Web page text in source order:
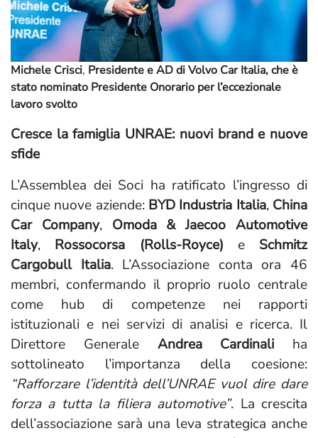
Michele Crisci, Presidente e AD di Volvo Car Italia, che è
stato nominato Presidente Onorario per l’eccezionale
lavoro svolto
Cresce la famiglia UNRAE: nuovi brand e nuove
sfide
L’Assemblea dei Soci ha ratificato l’ingresso di
cinque nuove aziende: BYD Industria Italia, China
Car Company, Omoda & Jaecoo Automotive
Italy, Rossocorsa (Rolls-Royce) e Schmitz
Cargobull Italia. L’Associazione conta ora 46
membri, confermando il proprio ruolo centrale
come hub di competenze nei rapporti
istituzionali e nei servizi di analisi e ricerca. Il
Direttore Generale Andrea Cardinali ha
sottolineato l’importanza della coesione:
“Rafforzare l’identità dell’UNRAE vuol dire dare
forza a tutta la filiera automotive”. La crescita
dell’associazione sarà una leva strategica anche